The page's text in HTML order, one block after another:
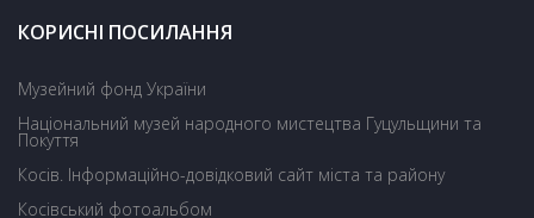
КОРИСНІ ПОСИЛАННЯ
Музейний фонд України
Національний музей народного мистецтва Гуцульщини та
Покуття
Косів. Інформаційно-довідковий сайт міста та району
Косівський фотоальбом